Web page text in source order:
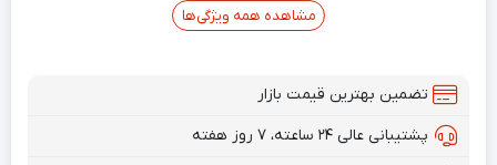
بزرگ ۱ عدد نازل درپوش لاستیکیمشاهده همه ویژگی‌ها
تضمین بهترین قیمت بازار
پشتیبانی عالی ۲۴ ساعته، ۷ روز هفته